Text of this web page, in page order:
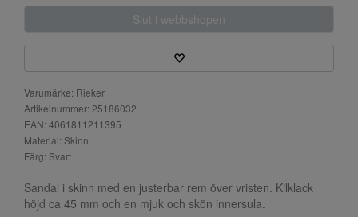
Slut i webbshopen
Varumärke: Rieker
Artikelnummer: 25186032
EAN: 4061811211395
Material: Skinn
Färg: Svart
Sandal i skinn med en justerbar rem över vristen. Kilklack
höjd ca 45 mm och en mjuk och skön innersula.